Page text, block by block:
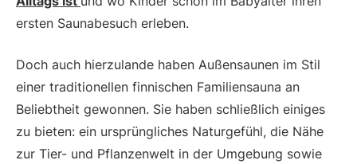
ersten Saunabesuch erleben.
Doch auch hierzulande haben Außensaunen im Stil
einer traditionellen finnischen Familiensauna an
Beliebtheit gewonnen. Sie haben schließlich einiges
zu bieten: ein ursprüngliches Naturgefühl, die Nähe
zur Tier- und Pflanzenwelt in der Umgebung sowie